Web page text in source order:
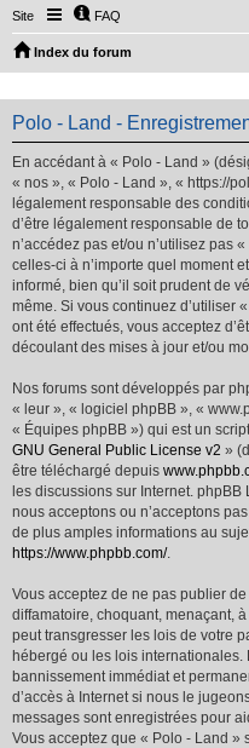
Site FAQ
Index du forum
Polo - Land -
En accédant à « Polo - Land »
« nos », « Polo - Land », « https://
légalement responsable des
d’être légalement responsable de
n’accédez pas et/ou n’utilisez pas
celles-ci à n’importe quel moment
informé, bien qu’il soit prudent de
même. Si vous continuez d’utiliser
ont été effectués, vous acceptez
découlant des mises à jour et/ou
Nos forums sont développés par
« leur », « logiciel phpBB », «
« Équipes phpBB ») qui est un
GNU General Public License v2 »
être téléchargé depuis
les discussions sur Internet.
nous acceptons ou n’acceptons
de plus amples informations au
https://www.phpbb.com/.
Vous acceptez de ne pas publier
diffamatoire, choquant, menaçant,
peut transgresser les lois de votre
hébergé ou les lois internationales.
bannissement immédiat et
d’accès à Internet si nous le
messages sont enregistrées pour
Vous acceptez que « Polo - Land